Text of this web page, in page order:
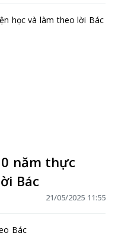
năm thực
Bác
21/05/2025 11:55